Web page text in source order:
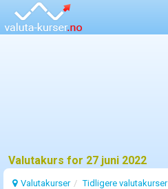
Valutakurs for 27 juni 2022
Valutakurser Tidligere valutakurser